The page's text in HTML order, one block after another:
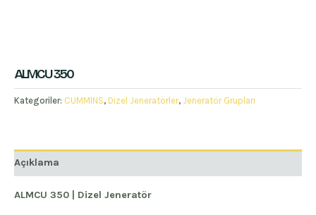
ALMCU 350
Kategoriler: CUMMINS, Dizel Jeneratörler, Jeneratör Grupları
Açıklama
ALMCU 350 | Dizel Jeneratör